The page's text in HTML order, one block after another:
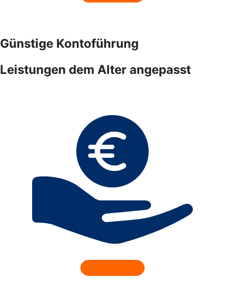
Günstige Kontoführung
Leistungen dem Alter angepasst